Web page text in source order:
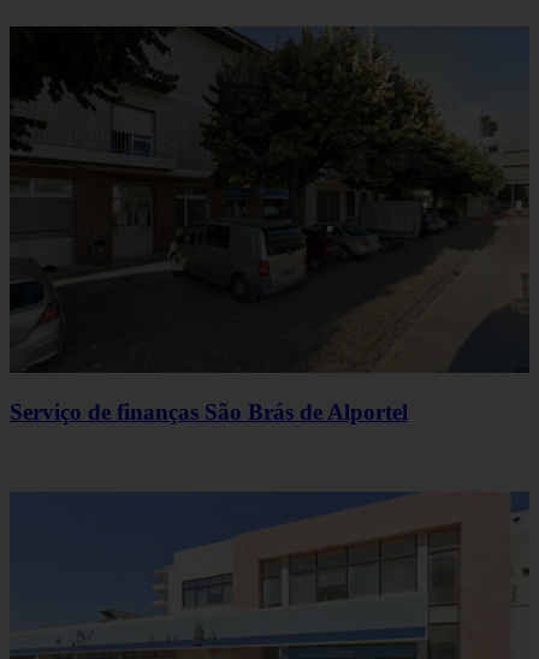
Serviço de finanças São Brás de Alportel